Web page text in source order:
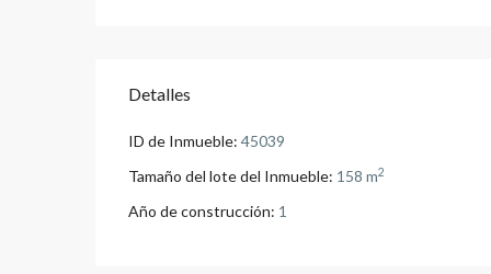
Detalles
ID de Inmueble: 45039
Tamaño del lote del Inmueble: 158 m2
Año de construcción: 1